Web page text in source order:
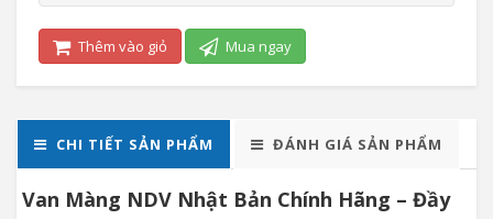
Thêm vào giỏ Mua ngay
CHI TIẾT SẢN PHẨM ĐÁNH GIÁ SẢN PHẨM
Van Màng NDV Nhật Bản Chính Hãng – Đầy